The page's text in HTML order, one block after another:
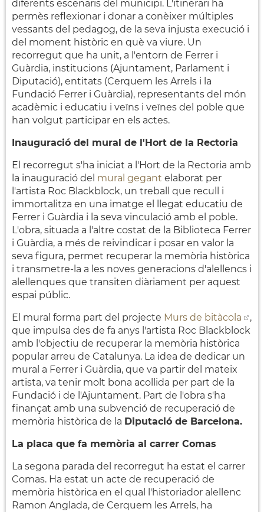
diferents escenaris del municipi. L'itinerari ha
permès reflexionar i donar a conèixer múltiples
vessants del pedagog, de la seva injusta execució i
del moment històric en què va viure. Un
recorregut que ha unit, a l'entorn de Ferrer i
Guàrdia, institucions (Ajuntament, Parlament i
Diputació), entitats (Cerquem les Arrels i la
Fundació Ferrer i Guàrdia), representants del món
acadèmic i educatiu i veïns i veïnes del poble que
han volgut participar en els actes.
Inauguració del mural de l'Hort de la Rectoria
El recorregut s'ha iniciat a l'Hort de la Rectoria amb
la inauguració del mural gegant elaborat per
l'artista Roc Blackblock, un treball que recull i
immortalitza en una imatge el llegat educatiu de
Ferrer i Guàrdia i la seva vinculació amb el poble.
L'obra, situada a l'altre costat de la Biblioteca Ferrer
i Guàrdia, a més de reivindicar i posar en valor la
seva figura, permet recuperar la memòria històrica
i transmetre-la a les noves generacions d'alellencs i
alellenques que transiten diàriament per aquest
espai públic.
El mural forma part del projecte Murs de bitàcola
,
que impulsa des de fa anys l'artista Roc Blackblock
amb l'objectiu de recuperar la memòria històrica
popular arreu de Catalunya. La idea de dedicar un
mural a Ferrer i Guàrdia, que va partir del mateix
artista, va tenir molt bona acollida per part de la
Fundació i de l'Ajuntament. Part de l'obra s'ha
finançat amb una subvenció de recuperació de
memòria històrica de la Diputació de Barcelona.
La placa que fa memòria al carrer Comas
La segona parada del recorregut ha estat el carrer
Comas. Ha estat un acte de recuperació de
memòria històrica en el qual l'historiador alellenc
Ramon Anglada, de Cerquem les Arrels, ha